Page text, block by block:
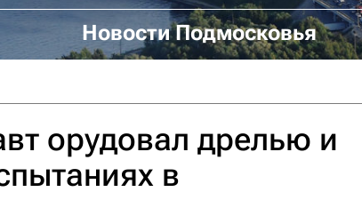
Новости Подмосковья
орудовал дрелью и
в